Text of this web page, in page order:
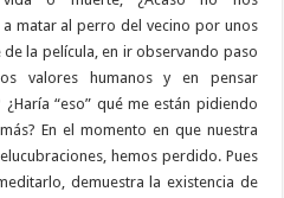
matar al perro del vecino por unos
de la película, en ir observando paso
valores humanos y en pensar
“eso” qué me están pidiendo
En el momento en que nuestra
hemos perdido. Pues
demuestra la existencia de